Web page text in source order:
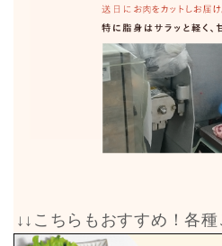
↓↓こちらもおすすめ！各